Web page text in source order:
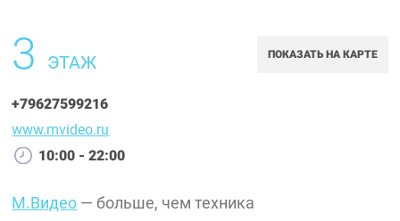
3 ЭТАЖ ПОКАЗАТЬ НА КАРТЕ
+79627599216
www.mvideo.ru
10:00 - 22:00
М.Видео — больше, чем техника